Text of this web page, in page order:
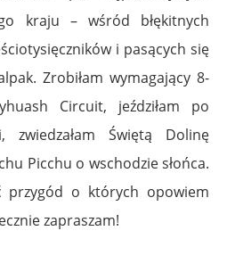
kraju – wśród błękitnych
i pasących się
Zrobiłam wymagający 8-
Circuit, jeździłam po
zwiedzałam Świętą Dolinę
Picchu o wschodzie słońca.
przygód o których opowiem
zapraszam!